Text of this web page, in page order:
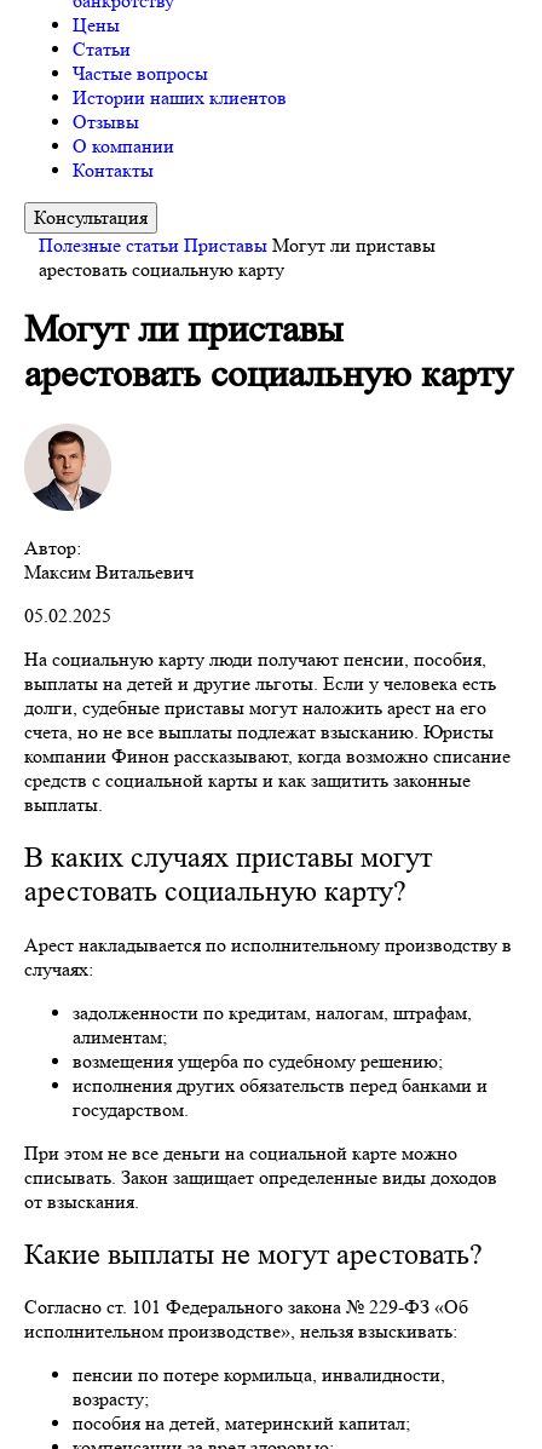
Цены
Статьи
Частые вопросы
Истории наших клиентов
Отзывы
О компании
Контакты
Консультация
Полезные статьи Приставы Могут ли приставы
арестовать социальную карту
Могут ли приставы
арестовать социальную карту
Автор:
Максим Витальевич
05.02.2025
На социальную карту люди получают пенсии, пособия,
выплаты на детей и другие льготы. Если у человека есть
долги, судебные приставы могут наложить арест на его
счета, но не все выплаты подлежат взысканию. Юристы
компании Финон рассказывают, когда возможно списание
средств с социальной карты и как защитить законные
выплаты.
В каких случаях приставы могут
арестовать социальную карту?
Арест накладывается по исполнительному производству в
случаях:
задолженности по кредитам, налогам, штрафам,
алиментам;
возмещения ущерба по судебному решению;
исполнения других обязательств перед банками и
государством.
При этом не все деньги на социальной карте можно
списывать. Закон защищает определенные виды доходов
от взыскания.
Какие выплаты не могут арестовать?
Согласно ст. 101 Федерального закона № 229-ФЗ «Об
исполнительном производстве», нельзя взыскивать:
пенсии по потере кормильца, инвалидности,
возрасту;
пособия на детей, материнский капитал;